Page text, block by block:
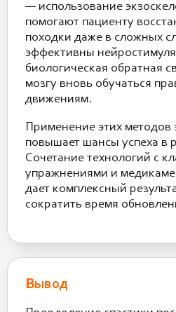
— использование
помогают пациенту
походки даже в сложных
эффективны
биологическая обратная
мозгу вновь обучаться
движениям.
Применение этих методов
повышает шансы успеха в
Сочетание технологий с
упражнениями и
дает комплексный
сократить время
Вывод